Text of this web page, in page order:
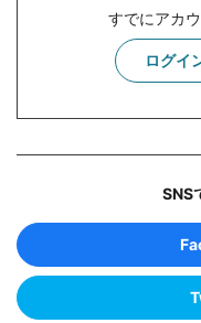
すでにアカ
ログイ
SNS